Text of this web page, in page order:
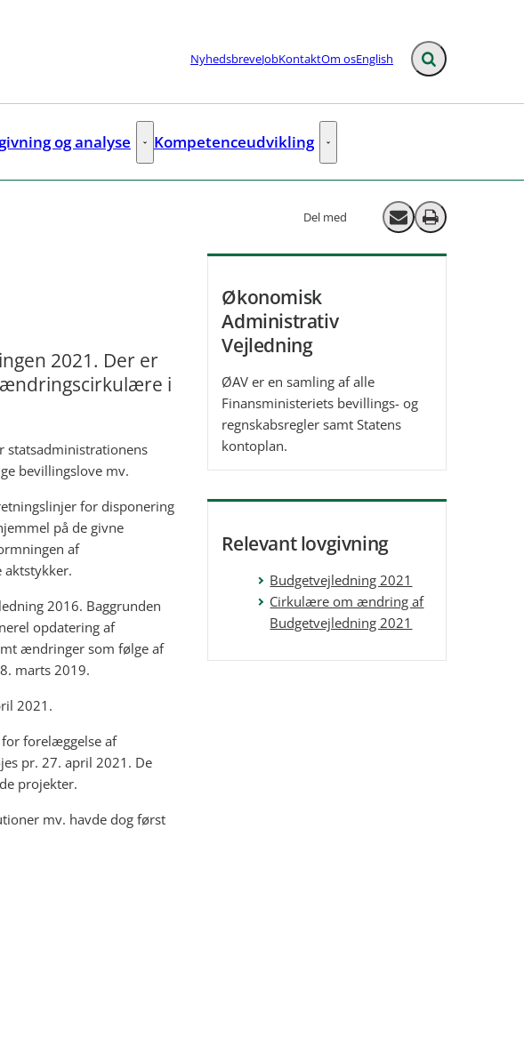
NyhedsbreveJobKontaktOm osEnglish Fold søgefelt ud
- Flere links
og analyse Rådgivning og analyse - Flere links
Kompetenceudvikling Kompetenceudvikling - Flere links
Del med Send email
Print
2021. Der er
i
statsadministrationens
bevillingslove mv.
for disponering
på de givne
af
aktstykker.
2016. Baggrunden
opdatering af
ændringer som følge af
marts 2019.
2021.
forelæggelse af
pr. 27. april 2021. De
projekter.
mv. havde dog først
Økonomisk
Administrativ
Vejledning
ØAV er en samling af alle
Finansministeriets bevillings- og
regnskabsregler samt Statens
kontoplan.
Relevant lovgivning
Budgetvejledning 2021
Cirkulære om ændring af
Budgetvejledning 2021